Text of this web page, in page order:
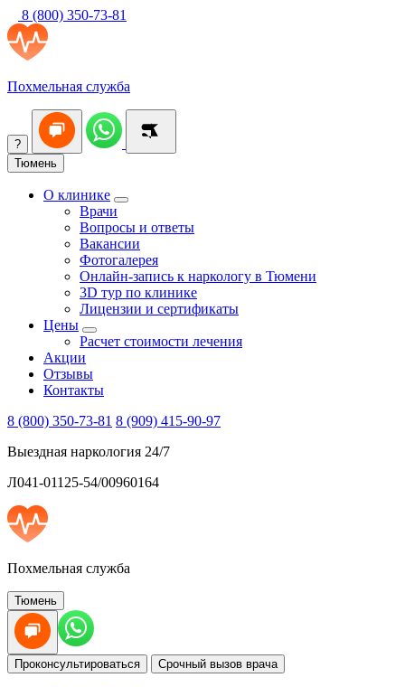
8 (800) 350-73-81
Похмельная служба
?
Тюмень
О клинике
Врачи
Вопросы и ответы
Вакансии
Фотогалерея
Онлайн-запись к наркологу в Тюмени
3D тур по клинике
Лицензии и сертификаты
Цены
Расчет стоимости лечения
Акции
Отзывы
Контакты
8 (800) 350-73-81 8 (909) 415-90-97
Выездная наркология 24/7
Л041-01125-54/00960164
Похмельная служба
Тюмень
Проконсультироваться Срочный вызов врача